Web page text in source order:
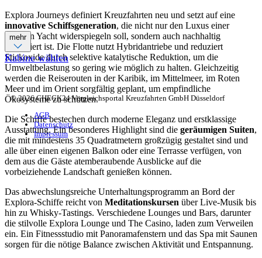
Explora Journeys definiert Kreuzfahrten neu und setzt auf eine
innovative Schiffsgeneration, die nicht nur den Luxus einer
privaten Yacht widerspiegeln soll, sondern auch nachhaltig
konzipiert ist. Die Flotte nutzt Hybridantriebe und reduziert
Stickoxide durch selektive katalytische Reduktion, um die
Umweltbelastung so gering wie möglich zu halten. Gleichzeitig
werden die Reiserouten in der Karibik, im Mittelmeer, im Roten
Meer und im Orient sorgfältig geplant, um empfindliche
Ökosysteme zu schützen.
Die Schiffe bestechen durch moderne Eleganz und erstklassige
Ausstattung. Ein besonderes Highlight sind die geräumigen Suiten,
die mit mindestens 35 Quadratmetern großzügig gestaltet sind und
alle über einen eigenen Balkon oder eine Terrasse verfügen, von
dem aus die Gäste atemberaubende Ausblicke auf die
vorbeiziehende Landschaft genießen können.
Das abwechslungsreiche Unterhaltungsprogramm an Bord der
Explora-Schiffe reicht von Meditationskursen über Live-Musik bis
hin zu Whisky-Tastings. Verschiedene Lounges und Bars, darunter
die stilvolle Explora Lounge und The Casino, laden zum Verweilen
ein. Ein Fitnessstudio mit Panoramafenstern und das Spa mit Saunen
sorgen für die nötige Balance zwischen Aktivität und Entspannung.
mehr
Kabine wählen
© 2026 CHECK24 Vergleichsportal Kreuzfahrten GmbH Düsseldorf
AGB
Datenschutz
Impressum